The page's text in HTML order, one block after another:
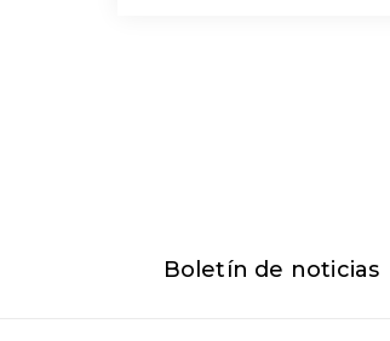
Boletín de noticias